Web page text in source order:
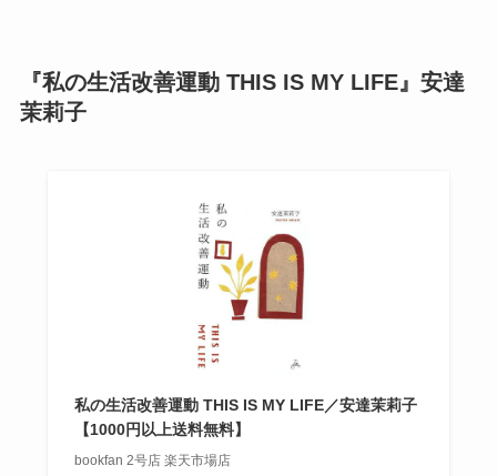
『私の生活改善運動 THIS IS MY LIFE』安達
茉莉子
私の生活改善運動 THIS IS MY LIFE／安達茉莉子
【1000円以上送料無料】
bookfan 2号店 楽天市場店